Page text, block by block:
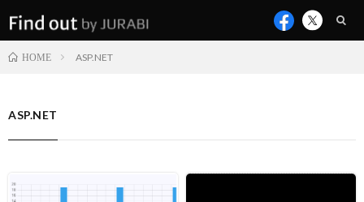
HOME ASP.NET
ASP.NET